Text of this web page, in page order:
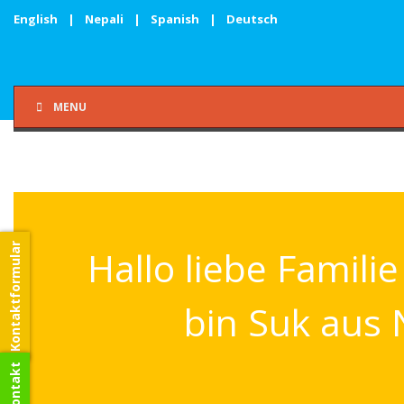
English | Nepali | Spanish | Deutsch
MENU
Hallo liebe
bin Suk aus
Kontaktformular